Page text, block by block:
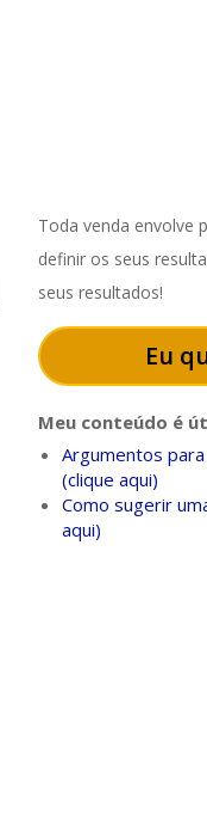
Toda venda envolve
definir os seus
seus resultados!
Eu
Meu conteúdo é
Argumentos
(clique aqui)
Como sugerir
aqui)